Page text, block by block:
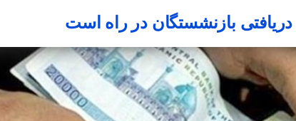
بازنشستگان در راه است